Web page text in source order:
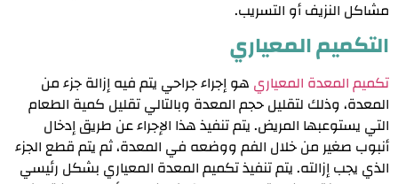
مشاكل النزيف أو التسريب.
التكميم المعياري
تكميم المعدة المعياري هو إجراء جراحي يتم فيه إزالة جزء من
المعدة، وذلك لتقليل حجم المعدة وبالتالي تقليل كمية الطعام
التي يستوعبها المريض. يتم تنفيذ هذا الإجراء عن طريق إدخال
أنبوب صغير من خلال الفم ووضعه في المعدة، ثم يتم قطع الجزء
الذي يجب إزالته. يتم تنفيذ تكميم المعدة المعياري بشكل رئيسي